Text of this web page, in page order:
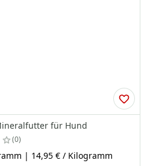
für Hund
0
| 14,95 € / Kilogramm